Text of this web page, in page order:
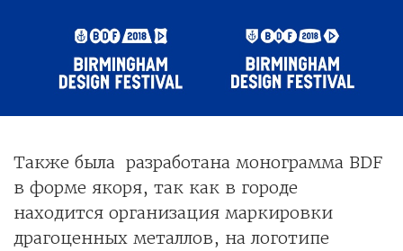
Также была разработана монограмма BDF
в форме якоря, так как в городе
находится организация маркировки
драгоценных металлов, на логотипе